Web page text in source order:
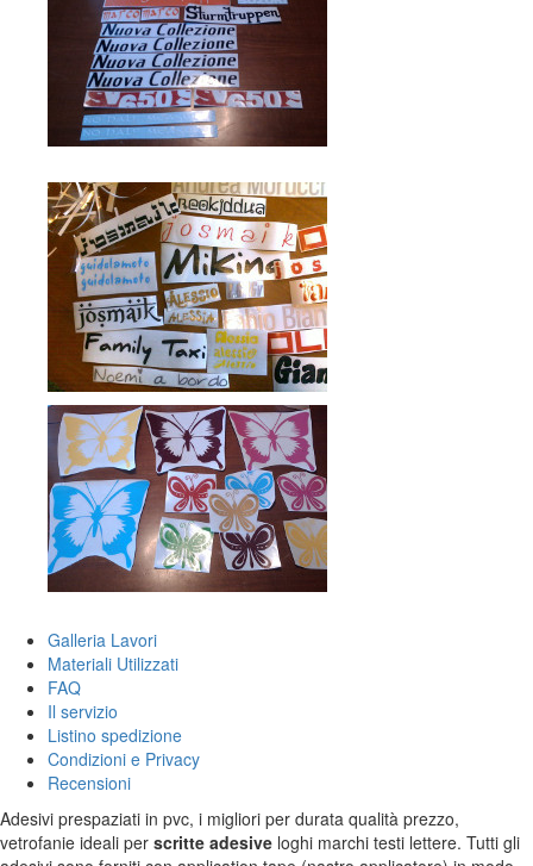
Galleria Lavori
Materiali Utilizzati
FAQ
Il servizio
Listino spedizione
Condizioni e Privacy
Recensioni
Adesivi prespaziati in pvc, i migliori per durata qualità prezzo,
vetrofanie ideali per scritte adesive loghi marchi testi lettere. Tutti gli